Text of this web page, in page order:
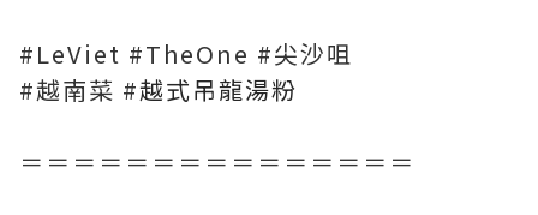
#LeViet #TheOne #尖沙咀
#越南菜 #越式吊龍湯粉
＝＝＝＝＝＝＝＝＝＝＝＝＝＝＝